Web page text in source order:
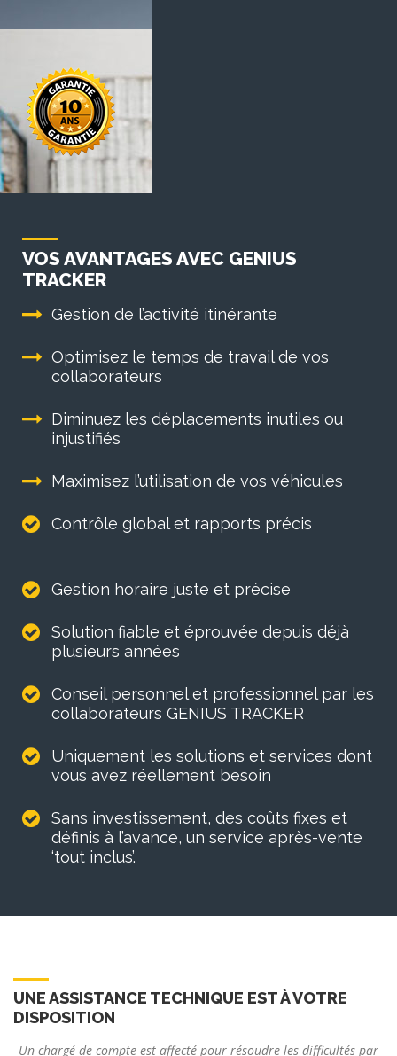
VOS AVANTAGES AVEC GENIUS
TRACKER
Gestion de l’activité itinérante
Optimisez le temps de travail de vos
collaborateurs
Diminuez les déplacements inutiles ou
injustifiés
Maximisez l’utilisation de vos véhicules
Contrôle global et rapports précis
Gestion horaire juste et précise
Solution fiable et éprouvée depuis déjà
plusieurs années
Conseil personnel et professionnel par les
collaborateurs GENIUS TRACKER
Uniquement les solutions et services dont
vous avez réellement besoin
Sans investissement, des coûts fixes et
définis à l’avance, un service après-vente
‘tout inclus’.
UNE ASSISTANCE TECHNIQUE EST À VOTRE
DISPOSITION
Un chargé de compte est affecté pour résoudre les difficultés par